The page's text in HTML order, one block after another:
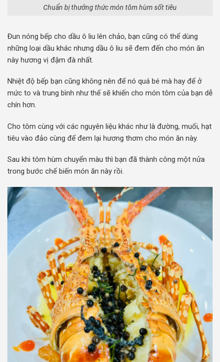
Chuẩn bị thưởng thức món tôm hùm sốt tiêu
Đun nóng bếp cho dầu ô liu lên chảo, bạn cũng có thể dùng
những loại dầu khác nhưng dầu ô liu sẽ đem đến cho món ăn
này hương vị đậm đà nhất.
Nhiệt độ bếp bạn cũng không nên để nó quá bé mà hay để ở
mức to và trung bình như thế sẽ khiến cho món tôm của bạn dễ
chín hơn.
Cho tôm cùng với các nguyên liệu khác như là đường, muối, hạt
tiêu vào đảo cùng để đem lại hương thơm cho món ăn này.
Sau khi tôm hùm chuyển màu thì bạn đã thành công một nửa
trong bước chế biến món ăn này rồi.